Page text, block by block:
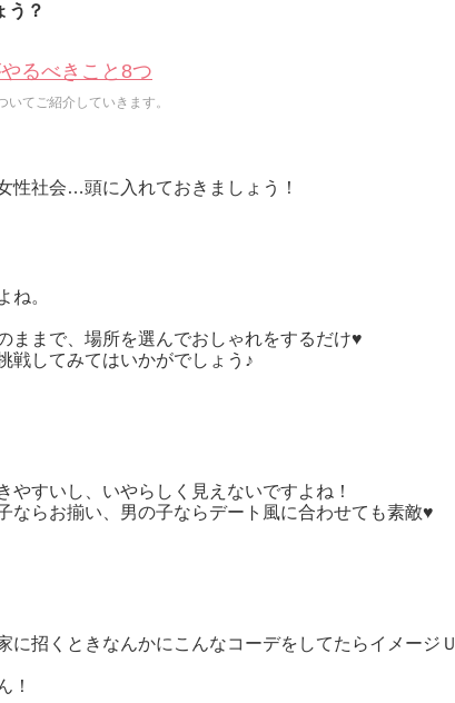
う？
るべきこと8つ
てご紹介していきます。
性社会…頭に入れておきましょう！
ね。
ままで、場所を選んでおしゃれをするだけ♥
戦してみてはいかがでしょう♪
やすいし、いやらしく見えないですよね！
ならお揃い、男の子ならデート風に合わせても素敵♥
に招くときなんかにこんなコーデをしてたらイメージＵ
！